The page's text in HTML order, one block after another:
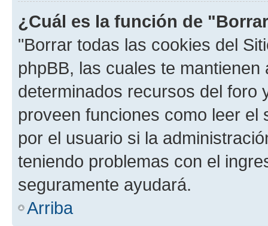
¿Cuál es la función de
"Borrar todas las cookies del
phpBB, las cuales te
determinados recursos del foro
proveen funciones como leer el
por el usuario si la
teniendo problemas con el
seguramente ayudará.
Arriba